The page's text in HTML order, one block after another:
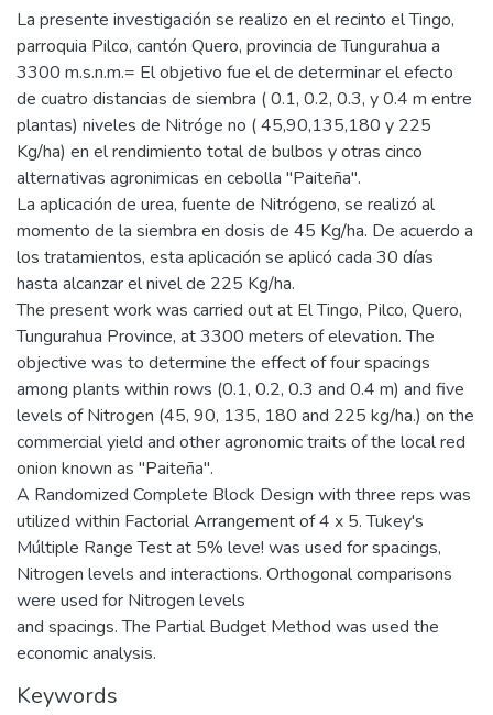
La presente investigación se realizo en el recinto el Tingo,
parroquia Pilco, cantón Quero, provincia de Tungurahua a
3300 m.s.n.m.= El objetivo fue el de determinar el efecto
de cuatro distancias de siembra ( 0.1, 0.2, 0.3, y 0.4 m entre
plantas) niveles de Nitróge no ( 45,90,135,180 y 225
Kg/ha) en el rendimiento total de bulbos y otras cinco
alternativas agronimicas en cebolla "Paiteña".
La aplicación de urea, fuente de Nitrógeno, se realizó al
momento de la siembra en dosis de 45 Kg/ha. De acuerdo a
los tratamientos, esta aplicación se aplicó cada 30 días
hasta alcanzar el nivel de 225 Kg/ha.
The present work was carried out at El Tingo, Pilco, Quero,
Tungurahua Province, at 3300 meters of elevation. The
objective was to determine the effect of four spacings
among plants within rows (0.1, 0.2, 0.3 and 0.4 m) and five
levels of Nitrogen (45, 90, 135, 180 and 225 kg/ha.) on the
commercial yield and other agronomic traits of the local red
onion known as "Paiteña".
A Randomized Complete Block Design with three reps was
utilized within Factorial Arrangement of 4 x 5. Tukey's
Múltiple Range Test at 5% leve! was used for spacings,
Nitrogen levels and interactions. Orthogonal comparisons
were used for Nitrogen levels
and spacings. The Partial Budget Method was used the
economic analysis.
Keywords